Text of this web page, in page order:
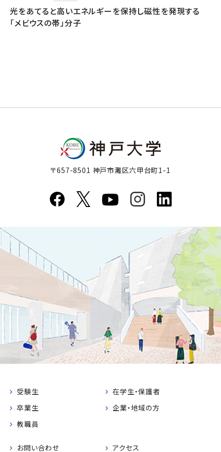
光をあてると高いエネルギーを保持し磁性を発現する
「メビウスの帯」分子
〒657-8501 神戸市灘区六甲台町1-1
受験生
在学生・保護者
卒業生
企業・地域の方
教職員
お問い合わせ アクセス